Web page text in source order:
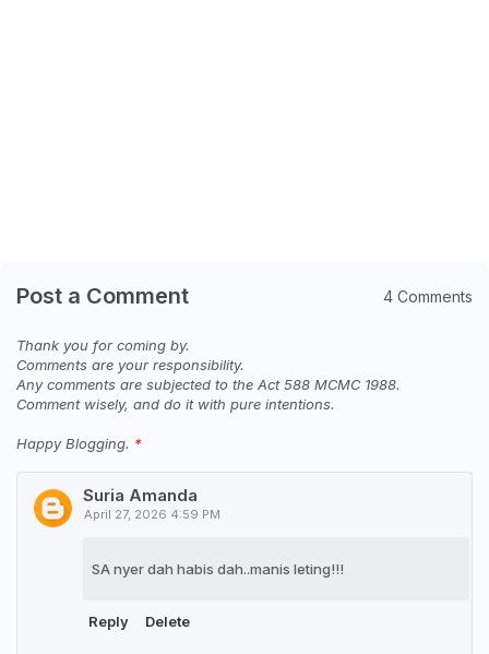
Post a Comment 4 Comments
Thank you for coming by.
Comments are your responsibility.
Any comments are subjected to the Act 588 MCMC 1988.
Comment wisely, and do it with pure intentions.
Happy Blogging.
Suria Amanda
April 27, 2026 4:59 PM
SA nyer dah habis dah..manis leting!!!
Reply Delete